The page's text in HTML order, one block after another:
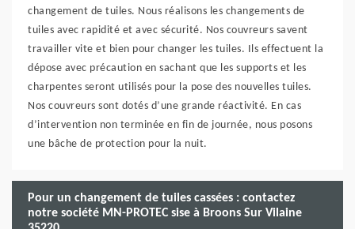
changement de tuiles. Nous réalisons les changements de
tuiles avec rapidité et avec sécurité. Nos couvreurs savent
travailler vite et bien pour changer les tuiles. Ils effectuent la
dépose avec précaution en sachant que les supports et les
charpentes seront utilisés pour la pose des nouvelles tuiles.
Nos couvreurs sont dotés d’une grande réactivité. En cas
d’intervention non terminée en fin de journée, nous posons
une bâche de protection pour la nuit.
Pour un changement de tuiles cassées : contactez
notre société MN-PROTEC sise à Broons Sur Vilaine